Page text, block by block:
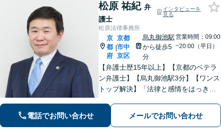
松原 祐紀 弁
護士
インタビューを
見る
松原法律事務所
京
都
府
|
京都
市中
京区
烏丸御池駅
から徒歩5
分
営業時間：09:00
~20:00（平日）
【弁護士歴15年以上】【京都のベテラ
ン弁護士】【烏丸御池駅3分】【ワンス
トップ解決】「法律と感情をはっきり
問題、新型コロナが原因の借金、不動
産問題なども幅広く対応【女性弁護士
電話でお問い合わせ メールでお問い合わせ